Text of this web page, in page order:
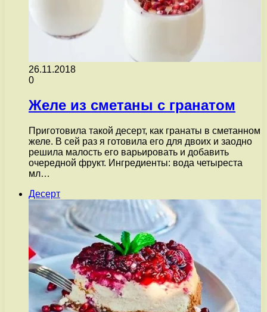
26.11.2018
0
Желе из сметаны с гранатом
Приготовила такой десерт, как гранаты в сметанном
желе. В сей раз я готовила его для двоих и заодно
решила малость его варьировать и добавить
очередной фрукт. Ингредиенты: вода четыреста
мл…
Десерт